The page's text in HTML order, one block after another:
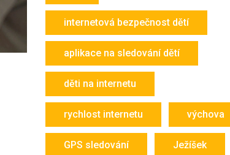
internetová bezpečnost dětí
aplikace na sledování dětí
děti na internetu
rychlost internetu výchova
GPS sledování Ježíšek